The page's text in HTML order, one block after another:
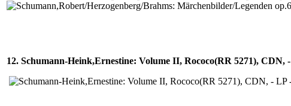
12. Schumann-Heink,Ernestine: Volume II, Rococo(RR 5271), CDN, -